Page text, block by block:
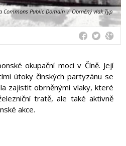
Commons Public Domain / Obrněný vlak Typ
okupační moci v Číně. Její
útoky čínských partyzánu se
zajistit obrněnými vlaky, které
tratě, ale také aktivně
akce.